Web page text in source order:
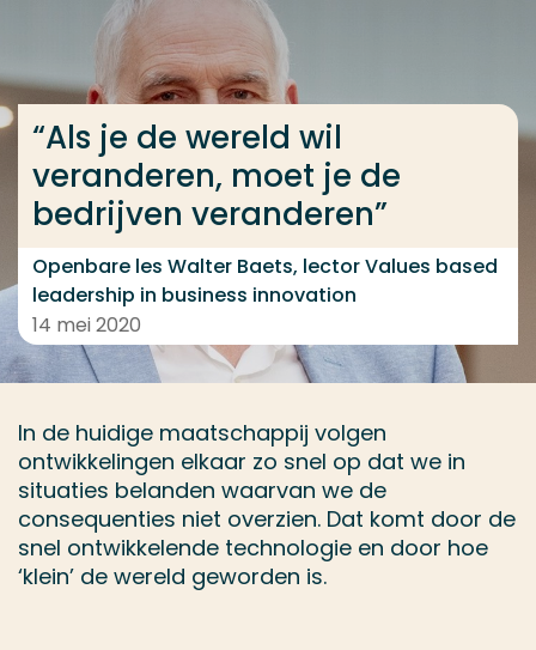
Ga direct naar de content
... > “Als je de wereld wil veranderen, moet je de
“Als je de wereld wil
veranderen, moet je de
bedrijven veranderen”
Openbare les Walter Baets, lector Values based
leadership in business innovation
14 mei 2020
In de huidige maatschappij volgen
ontwikkelingen elkaar zo snel op dat we in
situaties belanden waarvan we de
consequenties niet overzien. Dat komt door de
snel ontwikkelende technologie en door hoe
‘klein’ de wereld geworden is.
Veel gezocht
Opleiding
Contact